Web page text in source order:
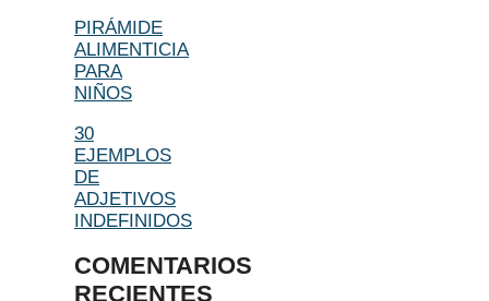
PIRÁMIDE
ALIMENTICIA
PARA
NIÑOS
30
EJEMPLOS
DE
ADJETIVOS
INDEFINIDOS
COMENTARIOS
RECIENTES